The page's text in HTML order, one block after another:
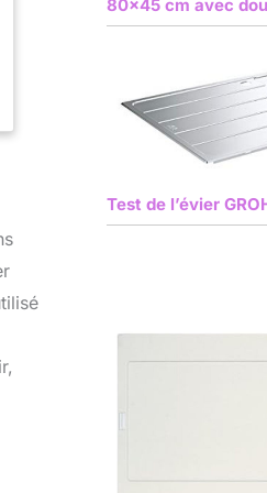
80×45 cm avec
Test de l’évier